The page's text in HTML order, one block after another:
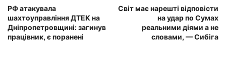
РФ атакувала
шахтоуправління ДТЕК на
Дніпропетровщині: загинув
працівник, є поранені
Світ має нарешті відповісти
на удар по Сумах
реальними діями а не
словами, — Сибіга